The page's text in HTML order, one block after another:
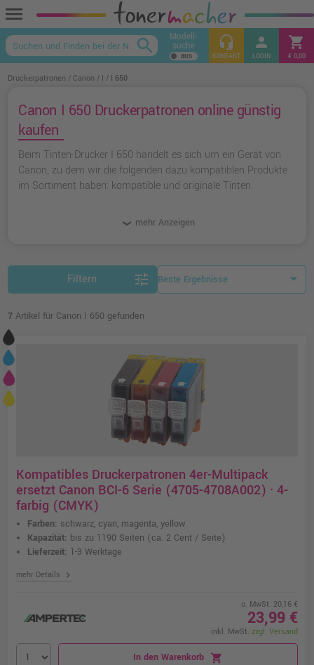
menu
keyboard_arrow_up
search Modell-
suche headset_mic
KONTAKT
person
LOGIN
shopping_cart
€ 0,00
Druckerpatronen Canon I I 650
Canon I 650 Druckerpatronen online günstig
kaufen
Beim Tinten-Drucker I 650 handelt es sich um ein Gerät von
Canon, zu dem wir die folgenden dazu kompatiblen Produkte
im Sortiment haben: kompatible und originale Tinten.
mehr Anzeigen
Filtern tune
7 Artikel für Canon I 650 gefunden
Kompatibles Druckerpatronen 4er-Multipack
ersetzt Canon BCI-6 Serie (4705-4708A002) · 4-
farbig (CMYK)
Farben: schwarz, cyan, magenta, yellow
Kapazität: bis zu 1190 Seiten (ca. 2 Cent / Seite)
Lieferzeit: 1-3 Werktage
mehr Details chevron_right
o. MwSt. 20,16 €
23,99 €
inkl. MwSt. zzgl. Versand
In den Warenkorb shopping_cart